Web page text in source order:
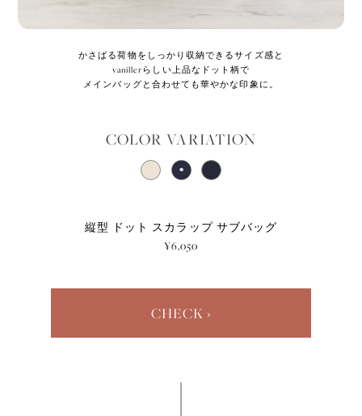
かさばる荷物をしっかり収納できるサイズ感と
vanillerらしい上品なドット柄で
メインバッグと合わせても華やかな印象に。
COLOR VARIATION
縦型 ドット スカラップ サブバッグ
¥6,050
CHECK ›